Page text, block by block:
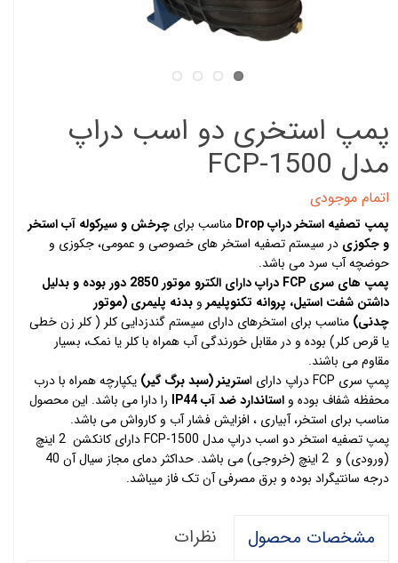
پمپ استخری دو اسب دراپ
مدل FCP-1500
اتمام موجودی
پمپ تصفیه استخر دراپ Drop مناسب برای چرخش و سیرکوله آب استخر
و جکوزی در سیستم تصفیه استخر های خصوصی و عمومی، جکوزی و
حوضچه آب سرد می باشد.
پمپ های سری FCP دراپ دارای الکترو موتور 2850 دور بوده و بدلیل
داشتن شفت استیل، پروانه تکنوپلیمر و بدنه پلیمری (موتور
چدنی) مناسب برای استخرهای دارای سیستم گندزدایی کلر ( کلر زن خطی
یا قرص کلر) بوده و در مقابل خورندگی آب همراه با کلر یا نمک، بسیار
مقاوم می باشند.
پمپ سری FCP دراپ دارای ا
سترینر (سبد برگ گیر) یکپارچه همراه با درب
محفظه شفاف بوده و استاندارد ضد آب IP44
را دارا می باشد. این محصول
مناسب برای استخر، آبیاری ، افزایش فشار آب و کارواش می باشد.
پمپ تصفیه استخر دو اسب دراپ مدل FCP-1500 دارای کانکشن 2 اینچ
(ورودی) و 2 اینچ (خروجی) می باشد. حداکثر دمای مجاز سیال آن 40
درجه سانتیگراد بوده و برق مصرفی آن تک فاز میباشد.
مشخصات محصول نظرات